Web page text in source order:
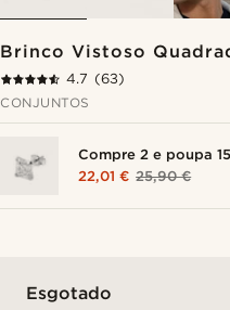
Brinco Vistoso
4.7 (63)
CONJUNTOS
Compre 2 e poupa
22,01 € 25,90 €
Esgotado